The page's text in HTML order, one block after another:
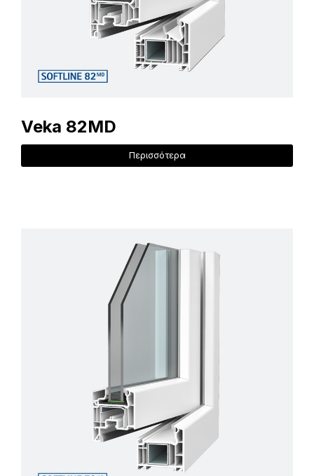
Veka 82MD
Περισσότερα